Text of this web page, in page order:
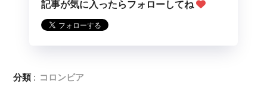
記事が気に入ったらフォローしてね
分類 : コロンビア